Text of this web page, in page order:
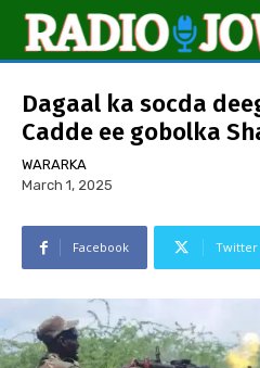
Dagaal ka socda
Cadde ee gobolka
WARARKA
March 1, 2025
Facebook Twitter